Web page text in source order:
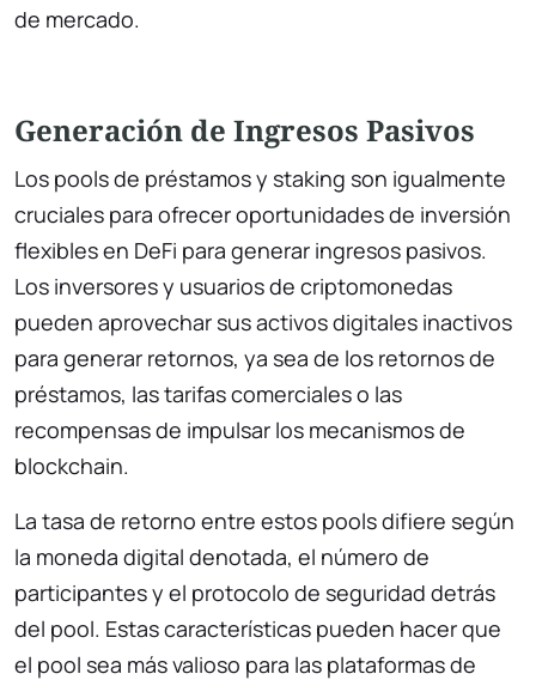
de mercado.
Generación de Ingresos Pasivos
Los pools de préstamos y staking son igualmente
cruciales para ofrecer oportunidades de inversión
flexibles en DeFi para generar ingresos pasivos.
Los inversores y usuarios de criptomonedas
pueden aprovechar sus activos digitales inactivos
para generar retornos, ya sea de los retornos de
préstamos, las tarifas comerciales o las
recompensas de impulsar los mecanismos de
blockchain.
La tasa de retorno entre estos pools difiere según
la moneda digital denotada, el número de
participantes y el protocolo de seguridad detrás
del pool. Estas características pueden hacer que
el pool sea más valioso para las plataformas de